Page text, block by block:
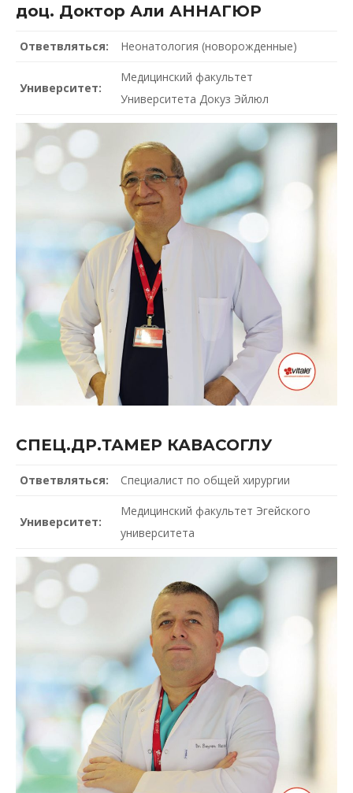
доц. Доктор Али АННАГЮР
Ответвляться: Неонатология (новорожденные)
Университет:
Медицинский факультет
Университета Докуз Эйлюл
СПЕЦ.ДР.ТАМЕР КАВАСОГЛУ
Ответвляться: Специалист по общей хирургии
Университет:
Медицинский факультет Эгейского
университета